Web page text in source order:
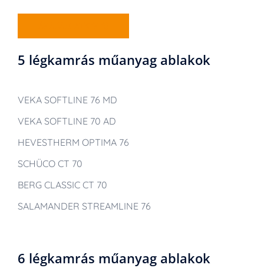
5 légkamrás műanyag ablakok
VEKA SOFTLINE 76 MD
VEKA SOFTLINE 70 AD
HEVESTHERM OPTIMA 76
SCHÜCO CT 70
BERG CLASSIC CT 70
SALAMANDER STREAMLINE 76
6 légkamrás műanyag ablakok